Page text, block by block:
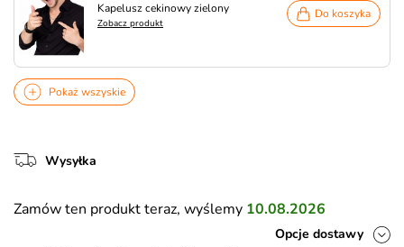
Kapelusz cekinowy zielony
Zobacz produkt
Do koszyka
Pokaż wszyskie
Wysyłka
Zamów ten produkt teraz, wyślemy 10.08.2026
Opcje dostawy